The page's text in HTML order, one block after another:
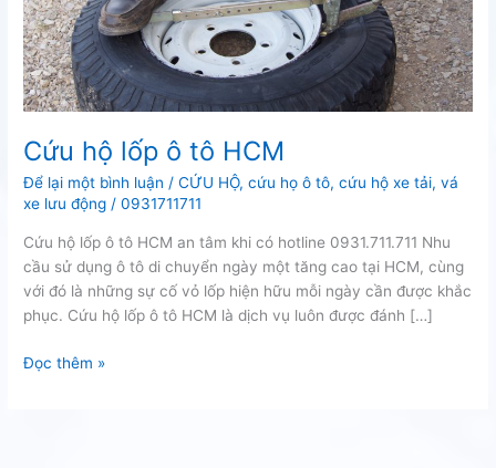
Cứu hộ lốp ô tô HCM
Để lại một bình luận /CỨU HỘ,cứu họ ô tô,cứu hộ xe tải,vá
xe lưu động /0931711711
Cứu hộ lốp ô tô HCM an tâm khi có hotline 0931.711.711 Nhu
cầu sử dụng ô tô di chuyển ngày một tăng cao tại HCM, cùng
với đó là những sự cố vỏ lốp hiện hữu mỗi ngày cần được khắc
phục. Cứu hộ lốp ô tô HCM là dịch vụ luôn được đánh […]
Cứu
Đọc thêm »